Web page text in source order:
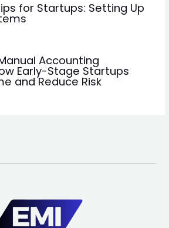
for Startups: Setting Up
Accounting
Early-Stage Startups
and Reduce Risk